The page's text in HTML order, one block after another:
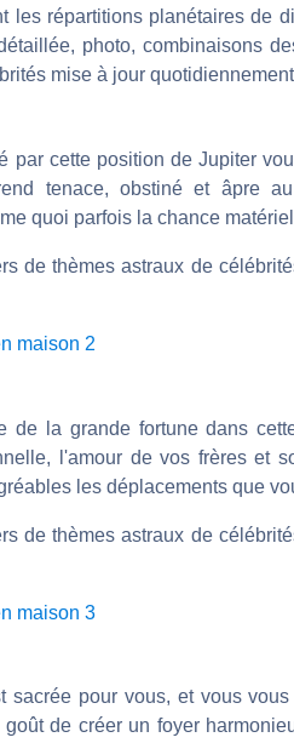
les répartitions planétaires de
photo, combinaisons
mise à jour
par cette position de Jupiter
tenace, obstiné et âpre
quoi parfois la chance
de thèmes astraux de
maison 2
de la grande fortune dans
l'amour de vos frères et
les déplacements que
de thèmes astraux de
maison 3
sacrée pour vous, et vous
de créer un foyer